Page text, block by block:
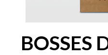
BOSSES